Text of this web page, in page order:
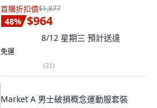
首購折扣價$1,877
48% $964
8/12 星期三 預計送達
免運
(21)
Market A 男士破損概念運動服套裝